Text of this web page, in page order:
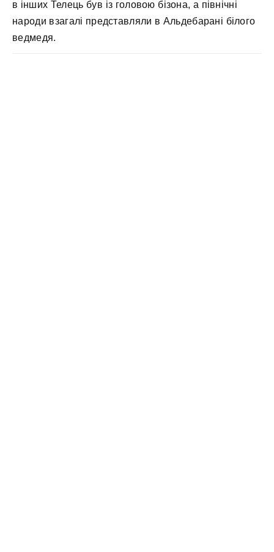
в інших Телець був із головою бізона, а північні
народи взагалі представляли в Альдебарані білого
ведмедя.